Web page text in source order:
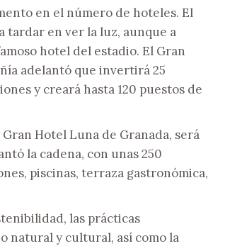
en el número de hoteles. El
tardar en ver la luz, aunque a
hotel del estadio. El Gran
adelantó que invertirá 25
y creará hasta 120 puestos de
Hotel Luna de Granada, será
la cadena, con unas 250
piscinas, terraza gastronómica,
las prácticas
natural y cultural, así como la